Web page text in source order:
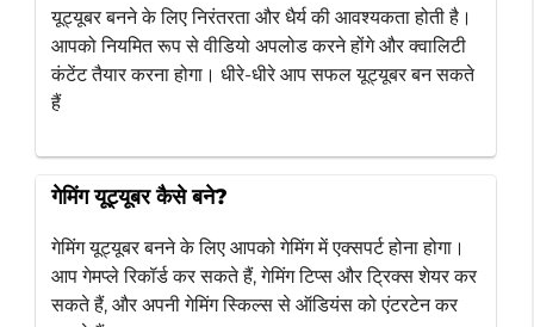
यूट्यूबर बनने के लिए निरंतरता और धैर्य की आवश्यकता होती है।
आपको नियमित रूप से वीडियो अपलोड करने होंगे और क्वालिटी
कंटेंट तैयार करना होगा। धीरे-धीरे आप सफल यूट्यूबर बन सकते
हैं
गेमिंग यूट्यूबर कैसे बने?
गेमिंग यूट्यूबर बनने के लिए आपको गेमिंग में एक्सपर्ट होना होगा।
आप गेमप्ले रिकॉर्ड कर सकते हैं, गेमिंग टिप्स और ट्रिक्स शेयर कर
सकते हैं, और अपनी गेमिंग स्किल्स से ऑडियंस को एंटरटेन कर